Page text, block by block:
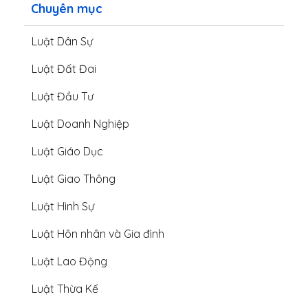
Chuyên mục
Luật Dân Sự
Luật Đất Đai
Luật Đầu Tư
Luật Doanh Nghiệp
Luật Giáo Dục
Luật Giao Thông
Luật Hình Sự
Luật Hôn nhân và Gia đình
Luật Lao Động
Luật Thừa Kế